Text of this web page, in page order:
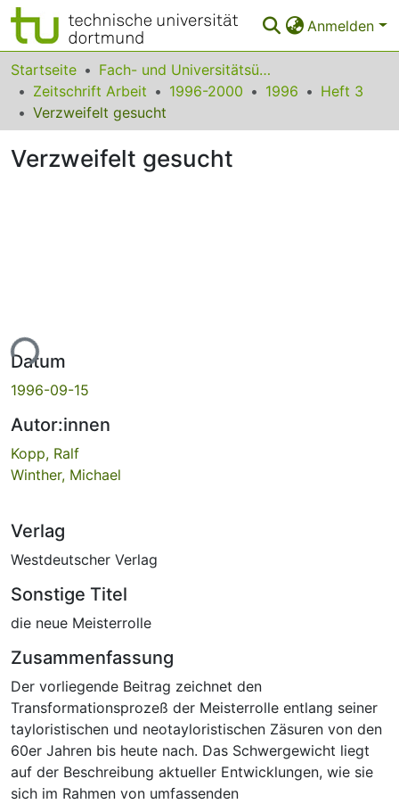
Anmelden
Bereiche & Sammlungen
Das gesamte Repositorium
Startseite
Fach- und Universitätsübergreifendes
Zeitschrift Arbeit
1996-2000 1996
Heft 3
Verzweifelt gesucht
Verzweifelt gesucht
Datum
1996-09-15
Autor:innen
Kopp, Ralf
Winther, Michael
Verlag
Westdeutscher Verlag
Sonstige Titel
die neue Meisterrolle
Zusammenfassung
Der vorliegende Beitrag zeichnet den
Transformationsprozeß der Meisterrolle entlang seiner
tayloristischen und neotayloristischen Zäsuren von den
60er Jahren bis heute nach. Das Schwergewicht liegt
auf der Beschreibung aktueller Entwicklungen, wie sie
sich im Rahmen von umfassenden